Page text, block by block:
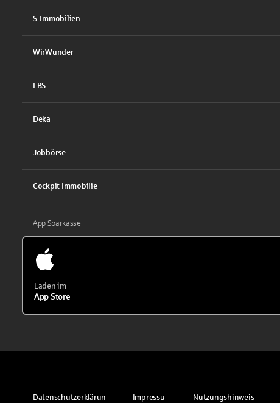
S-Immobilien
WirWunder
LBS
Deka
Jobbörse
Cockpit Immobilie
App Sparkasse
Laden im
App Store
Datenschutzerklärun Impressu Nutzungshinweis